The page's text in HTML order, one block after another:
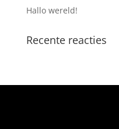
Hallo wereld!
Recente reacties